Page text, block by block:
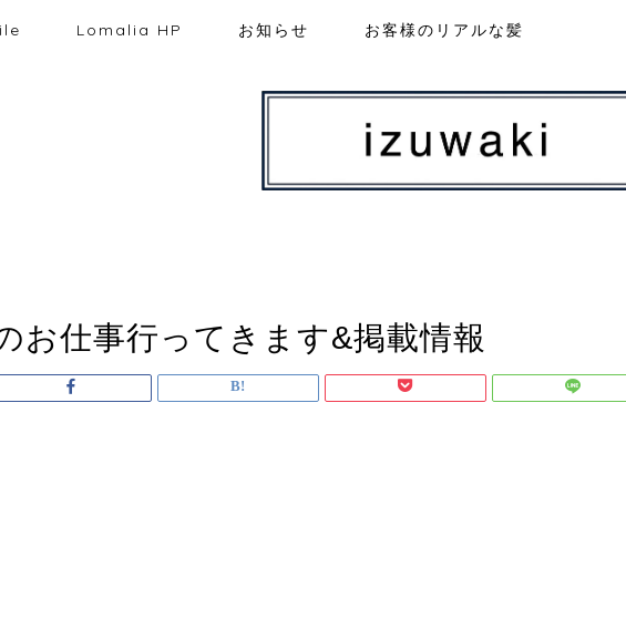
Lomalia HP お知らせ お客様のリアルな髪
お仕事行ってきます&掲載情報